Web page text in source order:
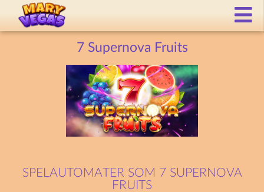
7 Supernova Fruits
SPELAUTOMATER SOM 7 SUPERNOVA
FRUITS